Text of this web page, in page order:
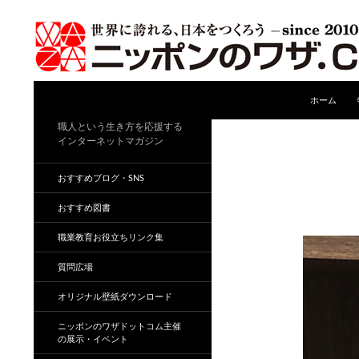
ホーム
職人という生き方を応援する
インターネットマガジン
おすすめブログ・SNS
おすすめ図書
職業教育お役立ちリンク集
質問広場
オリジナル壁紙ダウンロード
ニッポンのワザドットコム主催
の展示・イベント